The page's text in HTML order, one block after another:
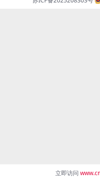
立即访问